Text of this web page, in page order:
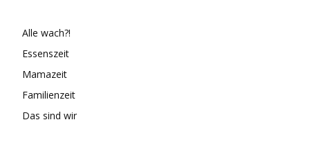
Alle wach?!
Essenszeit
Mamazeit
Familienzeit
Das sind wir